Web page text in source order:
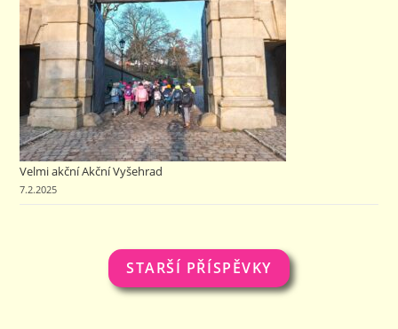
Velmi akční Akční Vyšehrad
7.2.2025
STARŠÍ PŘÍSPĚVKY